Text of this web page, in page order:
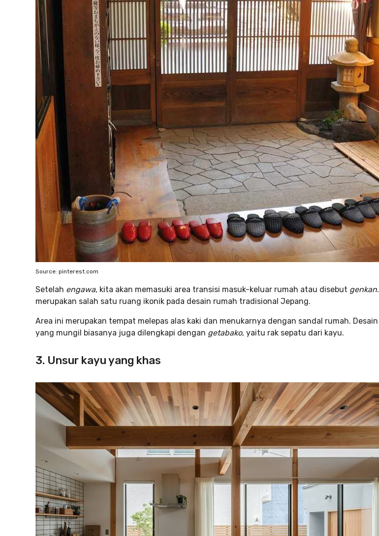
Source: pinterest.com
Setelah engawa, kita akan memasuki area transisi masuk-keluar rumah atau disebut genkan.
merupakan salah satu ruang ikonik pada desain rumah tradisional Jepang.
Area ini merupakan tempat melepas alas kaki dan menukarnya dengan sandal rumah. Desain
yang mungil biasanya juga dilengkapi dengan getabako, yaitu rak sepatu dari kayu.
3. Unsur kayu yang khas